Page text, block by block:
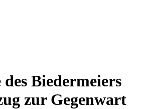
Biedermeiers
zur Gegenwart